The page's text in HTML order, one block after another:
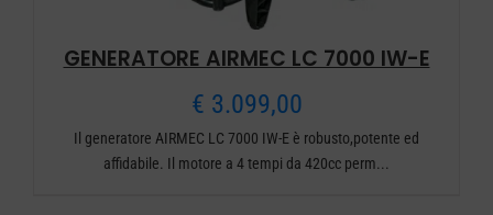
GENERATORE AIRMEC LC 7000 IW-E
€ 3.099,00
Il generatore AIRMEC LC 7000 IW-E è robusto,potente ed
affidabile. Il motore a 4 tempi da 420cc perm...